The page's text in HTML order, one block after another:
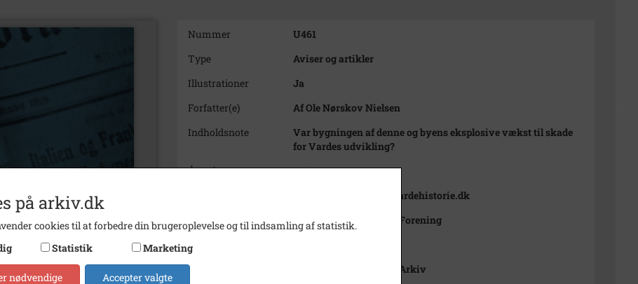
Nummer
U461
Type
Aviser og artikler
Illustrationer
Ja
Forfatter(e)
Af Ole Nørskov Nielsen
Indholdsnote
Var bygningen af denne og byens eksplosive vækst til skade
for Vardes udvikling?
Årstal
2024
Varde Lokalhistorie. Vardehistorie.dk
Udgiver
Varde Lokalhistoriske Forening
Se på kort
Arkiv
Varde Lokalhistoriske Arkiv
på arkiv.dk
cookies til at forbedre din brugeroplevelse og til indsamling af statistik.
Statistik Marketing
nødvendige Accepter valgte